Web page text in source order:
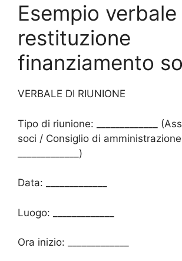
Esempio verbale
restituzione
finanziamento
VERBALE DI RIUNIONE
Tipo di riunione: _____________
soci / Consiglio di
_____________)
Data: _____________
Luogo: _____________
Ora inizio: _____________